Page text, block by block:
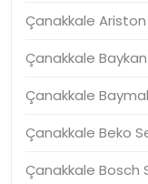
Çanakkale Ariston
Çanakkale
Çanakkale
Çanakkale Beko
Çanakkale Bosch